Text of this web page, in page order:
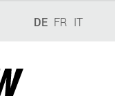
DE FR IT